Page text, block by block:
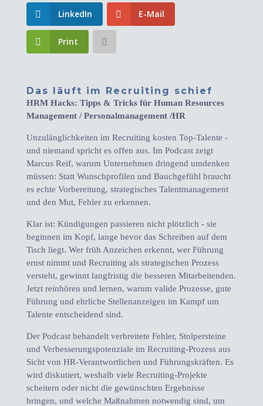
LinkedIn E-Mail
Print
Das läuft im Recruiting schief
HRM Hacks: Tipps & Tricks für Human Resources
Management / Personalmanagement /HR
Unzulänglichkeiten im Recruiting kosten Top-Talente -
und niemand spricht es offen aus. Im Podcast zeigt
Marcus Reif, warum Unternehmen dringend umdenken
müssen: Statt Wunschprofilen und Bauchgefühl braucht
es echte Vorbereitung, strategisches Talentmanagement
und den Mut, Fehler zu erkennen.
Klar ist: Kündigungen passieren nicht plötzlich - sie
beginnen im Kopf, lange bevor das Schreiben auf dem
Tisch liegt. Wer früh Anzeichen erkennt, wer Führung
ernst nimmt und Recruiting als strategischen Prozess
versteht, gewinnt langfristig die besseren Mitarbeitenden.
Jetzt reinhören und lernen, warum valide Prozesse, gute
Führung und ehrliche Stellenanzeigen im Kampf um
Talente entscheidend sind.
Der Podcast behandelt verbreitete Fehler, Stolpersteine
und Verbesserungspotenziale im Recruiting-Prozess aus
Sicht von HR-Verantwortlichen und Führungskräften. Es
wird diskutiert, weshalb viele Recruiting-Projekte
scheitern oder nicht die gewünschten Ergebnisse
bringen, und welche Maßnahmen notwendig sind, um